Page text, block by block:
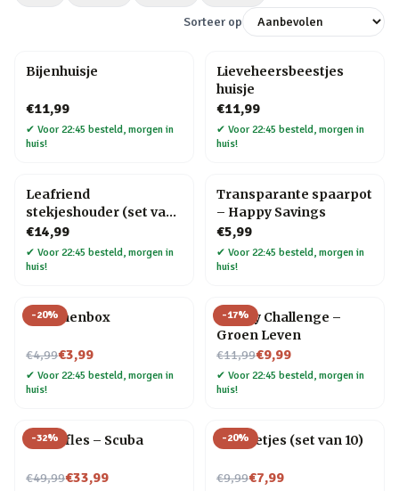
Sorteer op
Bijenhuisje
€11,99
✔ Voor 22:45 besteld, morgen in
huis!
Lieveheersbeestjes
huisje
€11,99
✔ Voor 22:45 besteld, morgen in
huis!
Leafriend
stekjeshouder (set van
3)
€14,99
✔ Voor 22:45 besteld, morgen in
huis!
Transparante spaarpot
– Happy Savings
€5,99
✔ Voor 22:45 besteld, morgen in
huis!
-20%
Bananenbox
€4,99
Nu voor€3,99
✔ Voor 22:45 besteld, morgen in
huis!
-17%
30 Day Challenge –
Groen Leven
€11,99
Nu voor€9,99
✔ Voor 22:45 besteld, morgen in
huis!
-32%
Waterfles – Scuba
€49,99
Nu voor€33,99
-20%
RVS rietjes (set van 10)
€9,99
Nu voor€7,99